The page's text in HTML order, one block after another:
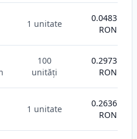
1 unitate
0.0483
RON
100
unități
0.2973
RON
1 unitate
0.2636
RON